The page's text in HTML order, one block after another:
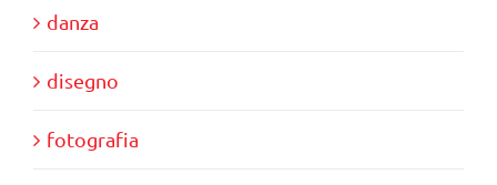
danza
disegno
fotografia